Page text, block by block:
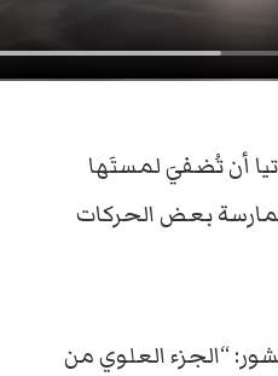
أن تُضفيَ لمستَها
بعض الحركات
“الجزء العلوي من